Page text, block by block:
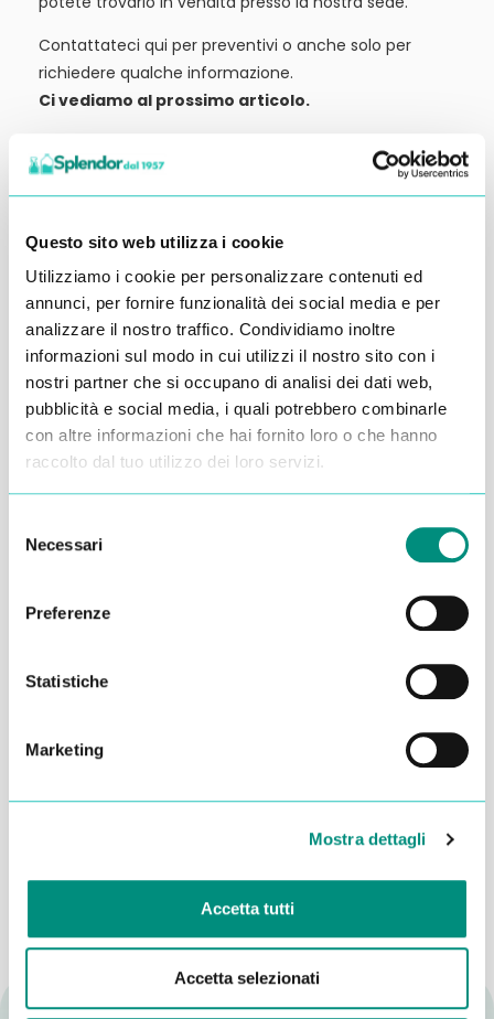
Questo sito web utilizza i cookie
Utilizziamo i cookie per personalizzare contenuti ed
annunci, per fornire funzionalità dei social media e per
analizzare il nostro traffico. Condividiamo inoltre
informazioni sul modo in cui utilizzi il nostro sito con i
nostri partner che si occupano di analisi dei dati web,
pubblicità e social media, i quali potrebbero combinarle
con altre informazioni che hai fornito loro o che hanno
raccolto dal tuo utilizzo dei loro servizi.
delNecessari
Preferenze
Statistiche
Marketing
Mostra dettagli
Accetta tutti
Accetta selezionati
Contattateci qui per preventivi o anche solo per
richiedere qualche informazione.
Ci vediamo al prossimo articolo.
Inserisci i tuoi dati qui, ti ricontatteremo
entro 48 ore
Dichiaro di aver letto la
e acconsento al